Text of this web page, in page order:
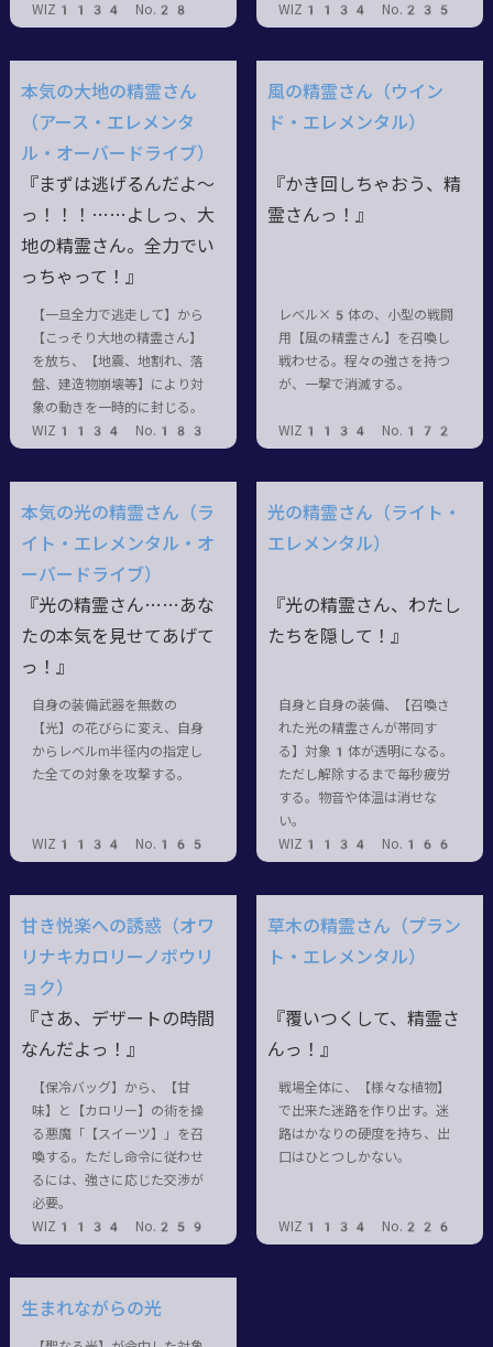
WIZ1134 No.28
WIZ1134 No.235
本気の大地の精霊さん
（アース・エレメンタ
ル・オーバードライブ）
『まずは逃げるんだよ～
っ ！！！…… よしっ、大
地の精霊さん。全力でい
っちゃって！』
【一旦全力で逃走して】から
【こっそり大地の精霊さん】
を放ち、【地震、地割れ、落
盤、建造物崩壊等】により対
象の動きを一時的に封じる。
WIZ1134 No.183
風の精霊さん（ウイン
ド・エレメンタル）
『かき回しちゃおう、精
霊さんっ！』
レベル×5体の、小型の戦闘
用【風の精霊さん】を召喚し
戦わせる。程々の強さを持つ
が、一撃で消滅する。
WIZ1134 No.172
本気の光の精霊さん（ラ
イト・エレメンタル・オ
ーバードライブ）
『光の精霊さん……あな
たの本気を見せてあげて
っ！』
自身の装備武器を無数の
【光】の花びらに変え、自身
からレベルm半径内の指定し
た全ての対象を攻撃する。
WIZ1134 No.165
光の精霊さん（ライト・
エレメンタル）
『光の精霊さん、わたし
たちを隠して！』
自身と自身の装備、【召喚さ
れた光の精霊さんが帯同す
る】対象1体が透明になる。
ただし解除するまで毎秒疲労
する。物音や体温は消せな
い。
WIZ1134 No.166
甘き悦楽への誘惑（オワ
リナキカロリーノボウリ
ョク）
『さあ、デザートの時間
なんだよっ！』
【保冷バッグ】から、【甘
味】と【カロリー】の術を操
る悪魔「【スイーツ】」を召
喚する。ただし命令に従わせ
るには、強さに応じた交渉が
必要。
WIZ1134 No.259
草木の精霊さん（プラン
ト・エレメンタル）
『覆いつくして、精霊さ
んっ！』
戦場全体に、【様々な植物】
で出来た迷路を作り出す。迷
路はかなりの硬度を持ち、出
口はひとつしかない。
WIZ1134 No.226
生まれながらの光